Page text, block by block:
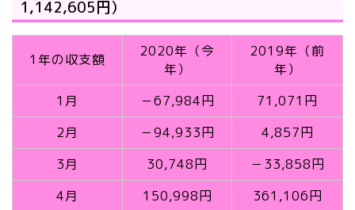
1,142,605円）
1年の収支額
2020年（今
年）
2019年（前
年）
1月
－67,984円
71,071円
2月
－94,933円
4,857円
3月
30,748円
－33,858円
4月
150,998円
361,106円